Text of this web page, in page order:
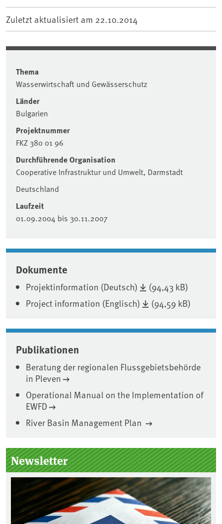
Zuletzt aktualisiert am 22.10.2014
Thema
Wasserwirtschaft und Gewässerschutz
Länder
Bulgarien
Projektnummer
FKZ 380 01 96
Durchführende Organisation
Cooperative Infrastruktur und Umwelt, Darmstadt
Deutschland
Laufzeit
01.09.2004 bis 30.11.2007
Dokumente
Projektinformation (Deutsch)
(94,43 kB)
Project information (Englisch)
(94,59 kB)
Associated content
Publikationen
Beratung der regionalen Flussgebietsbehörde
in Pleven
Operational Manual on the Implementation of
EWFD
River Basin Management Plan
Seitenleiste
Newsletter